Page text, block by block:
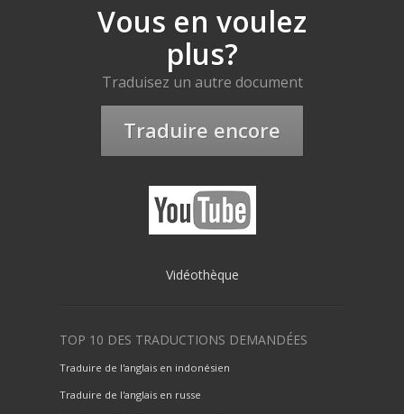
Vous en voulez
plus?
Traduisez un autre document
Traduire encore
Vidéothèque
TOP 10 DES TRADUCTIONS DEMANDÉES
Traduire de l'anglais en indonésien
Traduire de l'anglais en russe